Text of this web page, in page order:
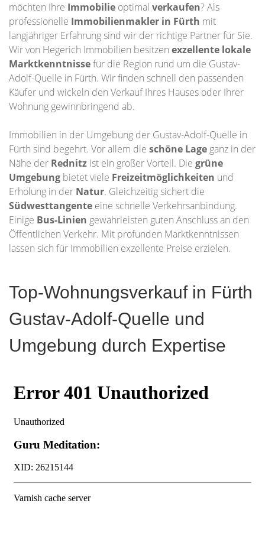
möchten Ihre Immobilie optimal verkaufen? Als
professionelle Immobilienmakler in Fürth mit
langjähriger Erfahrung sind wir der richtige Partner für Sie.
Wir von Hegerich Immobilien besitzen exzellente lokale
Marktkenntnissefür die Region rund um die Gustav-
Adolf-Quelle in Fürth. Wir finden schnell den passenden
Käufer und wickeln den Verkauf Ihres Hauses oder Ihrer
Wohnung gewinnbringend ab.
Immobilien in der Umgebung der Gustav-Adolf-Quelle in
Fürth sind begehrt. Vor allem die schöne Lage ganz in der
Nähe der Rednitz ist ein großer Vorteil. Die grüne
Umgebung bietet viele Freizeitmöglichkeiten und
Erholung in der Natur. Gleichzeitig sichert die
Südwesttangente eine schnelle Verkehrsanbindung.
Einige Bus-Linien gewährleisten guten Anschluss an den
Öffentlichen Verkehr. Mit profunden Marktkenntnissen
lassen sich für Immobilien exzellente Preise erzielen.
Top-Wohnungsverkauf in Fürth
Gustav-Adolf-Quelle und
Umgebung durch Expertise